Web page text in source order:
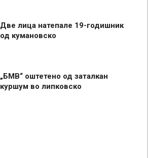
Две лица натепале 19-годишник
од кумановско
„БМВ“ оштетено од заталкан
куршум во липковско